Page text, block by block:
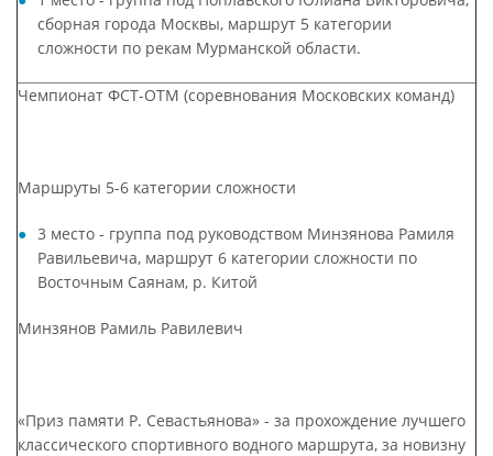
сборная города Москвы, маршрут 5 категории
сложности по рекам Мурманской области.
Чемпионат ФСТ-ОТМ (соревнования Московских команд)
Маршруты 5-6 категории сложности
3 место - группа под руководством Минзянова Рамиля
Равильевича, маршрут 6 категории сложности по
Восточным Саянам, р. Китой
Минзянов Рамиль Равилевич
«Приз памяти Р. Севастьянова» - за прохождение лучшего
классического спортивного водного маршрута, за новизну